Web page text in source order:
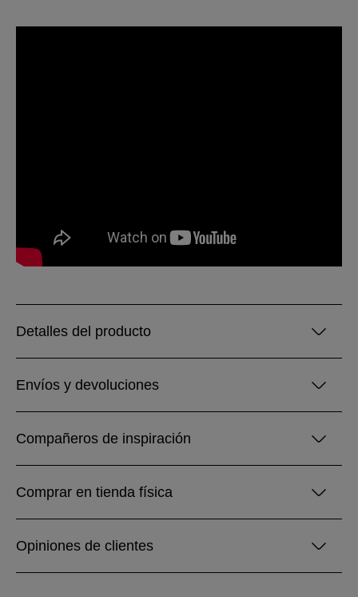
Detalles del producto
Envíos y devoluciones
Compañeros de inspiración
Comprar en tienda física
Opiniones de clientes